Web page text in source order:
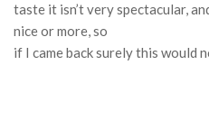
taste it isn’t very spectacular,
nice or more, so
if I came back surely this would